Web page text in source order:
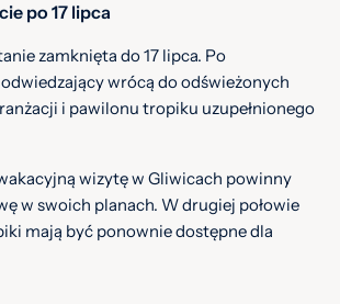
po 17 lipca
zamknięta do 17 lipca. Po
wrócą do odświeżonych
i pawilonu tropiku uzupełnionego
wizytę w Gliwicach powinny
w swoich planach. W drugiej połowie
mają być ponownie dostępne dla